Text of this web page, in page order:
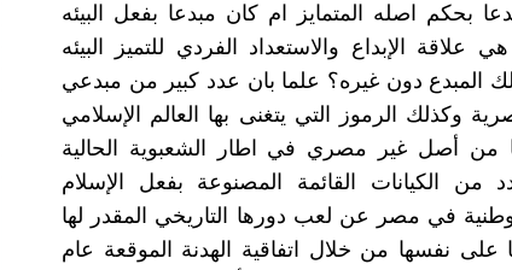
بحكم اصله المتمايز ام كان مبدعا بفعل البيئه
علاقة الإبداع والاستعداد الفردي للتميز البيئه
المبدع دون غيره؟ علما بان عدد كبير من مبدعي
وكذلك الرموز التي يتغنى بها العالم الإسلامي
من أصل غير مصري في اطار الشعبوية الحالية
الكيانات القائمة المصنوعة بفعل الإسلام
في مصر عن لعب دورها التاريخي المقدر لها
على نفسها من خلال اتفاقية الهدنة الموقعة عام